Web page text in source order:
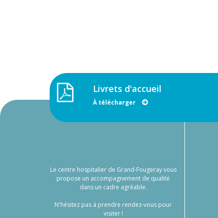
Livrets d'accueil
À télécharger
Le centre hospitalier de Grand-Fougeray vous
propose un accompagnement de qualité
dans un cadre agréable.
N'hésitez pas à prendre rendez-vous pour
visiter !